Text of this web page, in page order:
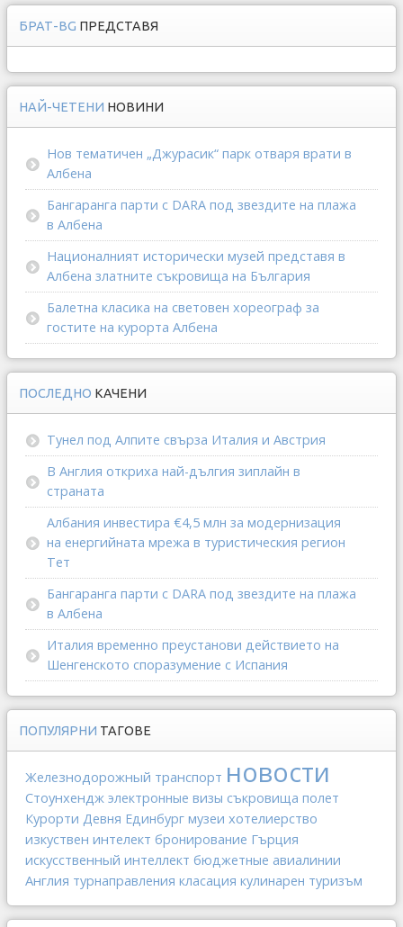
БРАТ-BG ПРЕДСТАВЯ
НАЙ-ЧЕТЕНИ НОВИНИ
Нов тематичен „Джурасик“ парк отваря врати в
Албена
Бангаранга парти с DARA под звездите на плажа
в Албена
Националният исторически музей представя в
Албена златните съкровища на България
Балетна класика на световен хореограф за
гостите на курорта Албена
ПОСЛЕДНО КАЧЕНИ
Тунел под Алпите свърза Италия и Австрия
В Англия откриха най-дългия зиплайн в
страната
Албания инвестира €4,5 млн за модернизация
на енергийната мрежа в туристическия регион
Тет
Бангаранга парти с DARA под звездите на плажа
в Албена
Италия временно преустанови действието на
Шенгенското споразумение с Испания
ПОПУЛЯРНИ ТАГОВЕ
Железнодорожный транспорт новости
Стоунхендж электронные визы съкровища полет
Курорти Девня Единбург музеи хотелиерство
изкуствен интелект бронирование Гърция
искусственный интеллект бюджетные авиалинии
Англия турнаправления класация кулинарен туризъм